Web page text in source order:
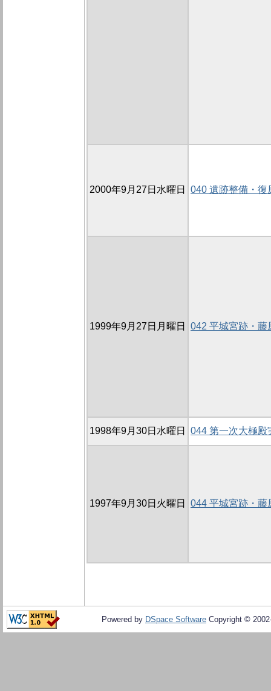
2000年9月27日水曜日 040 遺跡整備・復
1999年9月27日月曜日 042 平城宮跡・藤
1998年9月30日水曜日 044 第一次大極殿
1997年9月30日火曜日 044 平城宮跡・藤
Powered by DSpace Software Copyright ©